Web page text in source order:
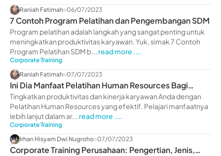
Raniah Fatimah 06/07/2023
7 Contoh Program Pelatihan dan Pengembangan SDM
Program pelatihan adalah langkah yang sangat penting untuk
meningkatkan produktivitas karyawan. Yuk, simak 7 Contoh
Program Pelatihan SDM b... read more ....
Corporate Training
Raniah Fatimah 07/07/2023
Ini Dia Manfaat Pelatihan Human Resources Bagi
Perusahaan
Tingkatkan produktivitas dan kinerja karyawan Anda dengan
Pelatihan Human Resources yang efektif. Pelajari manfaatnya
lebih lanjut dalam ar... read more ....
Corporate Training
Irhan Hisyam Dwi Nugroho 07/07/2023
Corporate Training Perusahaan: Pengertian, Jenis,